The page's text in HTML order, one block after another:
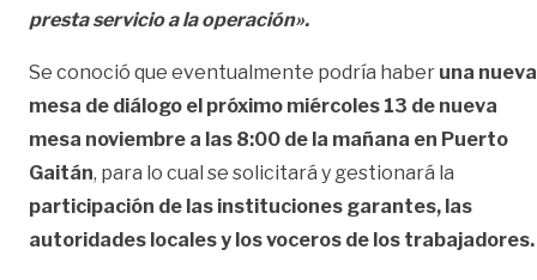
presta servicio a la operación».
Se conoció que eventualmente podría haber una nueva
mesa de diálogo el próximo miércoles 13 de nueva
mesa noviembre a las 8:00 de la mañana en Puerto
Gaitán, para lo cual se solicitará y gestionará la
participación de las instituciones garantes, las
autoridades locales y los voceros de los trabajadores.